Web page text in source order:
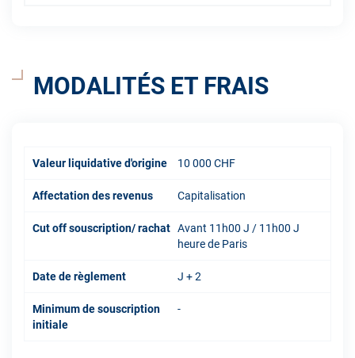
MODALITÉS ET FRAIS
Valeur liquidative d'origine 10 000 CHF
Affectation des revenus Capitalisation
Cut off souscription/ rachat Avant 11h00 J / 11h00 J
heure de Paris
Date de règlement J + 2
Minimum de souscription
initiale
-